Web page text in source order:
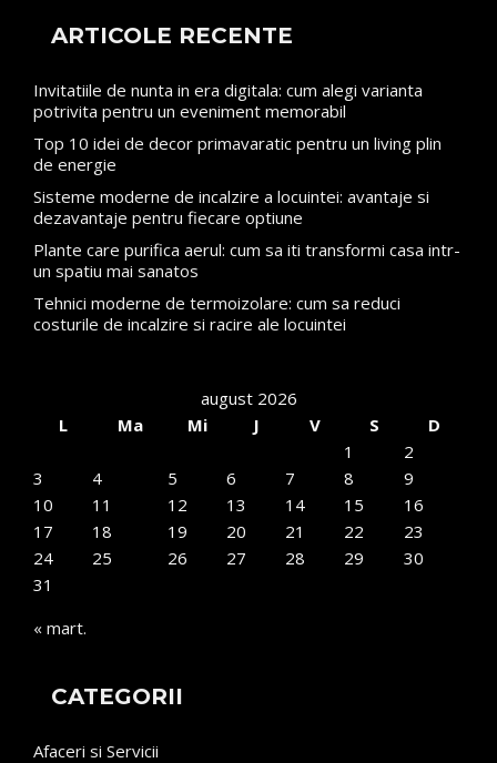
ARTICOLE RECENTE
Invitatiile de nunta in era digitala: cum alegi varianta
potrivita pentru un eveniment memorabil
Top 10 idei de decor primavaratic pentru un living plin
de energie
Sisteme moderne de incalzire a locuintei: avantaje si
dezavantaje pentru fiecare optiune
Plante care purifica aerul: cum sa iti transformi casa intr-
un spatiu mai sanatos
Tehnici moderne de termoizolare: cum sa reduci
costurile de incalzire si racire ale locuintei
august 2026
L
Ma Mi J V S
D
1
2
3
4 5 6 7 8
9
10
11 12 13 14 15
16
17
18 19 20 21 22
23
24
25 26 27 28 29
30
31
« mart.
CATEGORII
Afaceri si Servicii